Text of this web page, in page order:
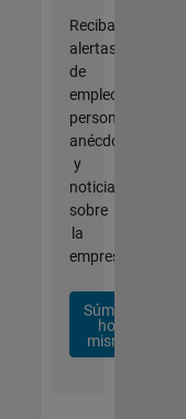
Reciba
alertas
de
empleo
personalizadas,
anécdotas
y
noticias
sobre
la
empresa.
Súmese
hoy
mismo